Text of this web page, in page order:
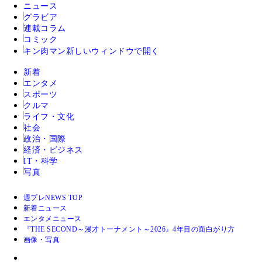
ニュース
グラビア
連載コラム
コミック
キン肉マン 新しいウィンドウで開く
新着
エンタメ
スポーツ
クルマ
ライフ・文化
社会
政治・国際
経済・ビジネス
IT・科学
写真
週プレNEWS TOP
新着ニュース
エンタメニュース
『THE SECOND～漫才トーナメント～2026』4年目の面白がり方
画像・写真